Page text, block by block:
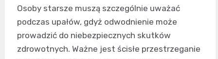
Osoby starsze muszą szczególnie uważać
podczas upałów, gdyż odwodnienie może
prowadzić do niebezpiecznych skutków
zdrowotnych. Ważne jest ścisłe przestrzeganie